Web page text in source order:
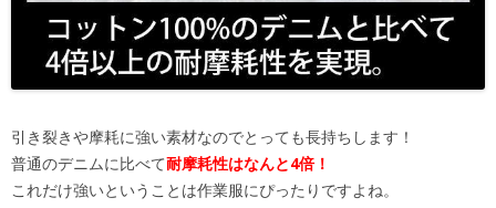
引き裂きや摩耗に強い素材なのでとっても長持ちします！
普通のデニムに比べて耐摩耗性はなんと4倍！
これだけ強いということは作業服にぴったりですよね。